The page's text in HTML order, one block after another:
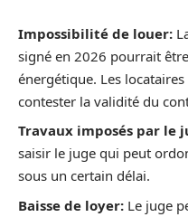
Impossibilité de louer:
signé en 2026 pourrait
énergétique. Les
contester la validité du
Travaux imposés par le
saisir le juge qui peut
sous un certain délai.
Baisse de loyer: Le juge